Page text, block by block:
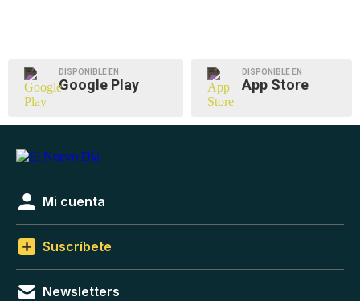
DISPONIBLE EN
Google Play
DISPONIBLE EN
App Store
Mi cuenta
Suscríbete
Newsletters